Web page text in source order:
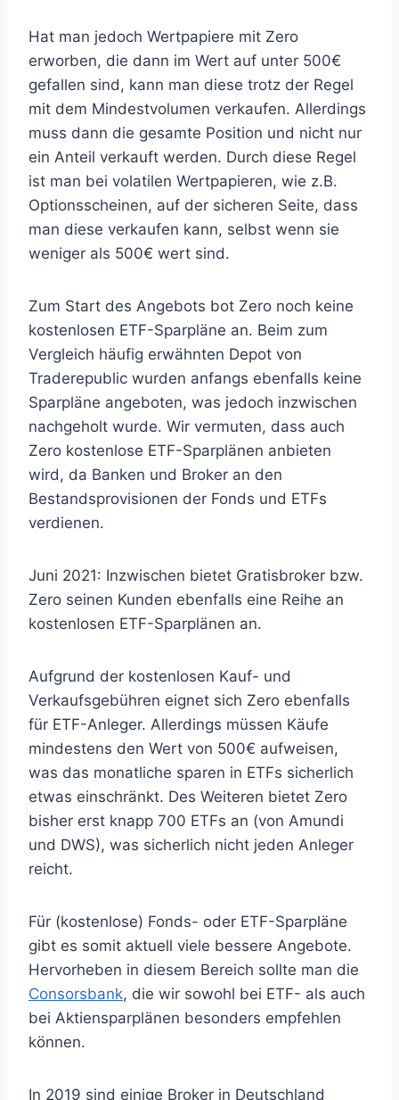
Hat man jedoch Wertpapiere mit Zero
erworben, die dann im Wert auf unter 500€
gefallen sind, kann man diese trotz der Regel
mit dem Mindestvolumen verkaufen. Allerdings
muss dann die gesamte Position und nicht nur
ein Anteil verkauft werden. Durch diese Regel
ist man bei volatilen Wertpapieren, wie z.B.
Optionsscheinen, auf der sicheren Seite, dass
man diese verkaufen kann, selbst wenn sie
weniger als 500€ wert sind.
Zum Start des Angebots bot Zero noch keine
kostenlosen ETF-Sparpläne an. Beim zum
Vergleich häufig erwähnten Depot von
Traderepublic wurden anfangs ebenfalls keine
Sparpläne angeboten, was jedoch inzwischen
nachgeholt wurde. Wir vermuten, dass auch
Zero kostenlose ETF-Sparplänen anbieten
wird, da Banken und Broker an den
Bestandsprovisionen der Fonds und ETFs
verdienen.
Juni 2021: Inzwischen bietet Gratisbroker bzw.
Zero seinen Kunden ebenfalls eine Reihe an
kostenlosen ETF-Sparplänen an.
Aufgrund der kostenlosen Kauf- und
Verkaufsgebühren eignet sich Zero ebenfalls
für ETF-Anleger. Allerdings müssen Käufe
mindestens den Wert von 500€ aufweisen,
was das monatliche sparen in ETFs sicherlich
etwas einschränkt. Des Weiteren bietet Zero
bisher erst knapp 700 ETFs an (von Amundi
und DWS), was sicherlich nicht jeden Anleger
reicht.
Für (kostenlose) Fonds- oder ETF-Sparpläne
gibt es somit aktuell viele bessere Angebote.
Hervorheben in diesem Bereich sollte man die
Consorsbank, die wir sowohl bei ETF- als auch
bei Aktiensparplänen besonders empfehlen
können.
In 2019 sind einige Broker in Deutschland